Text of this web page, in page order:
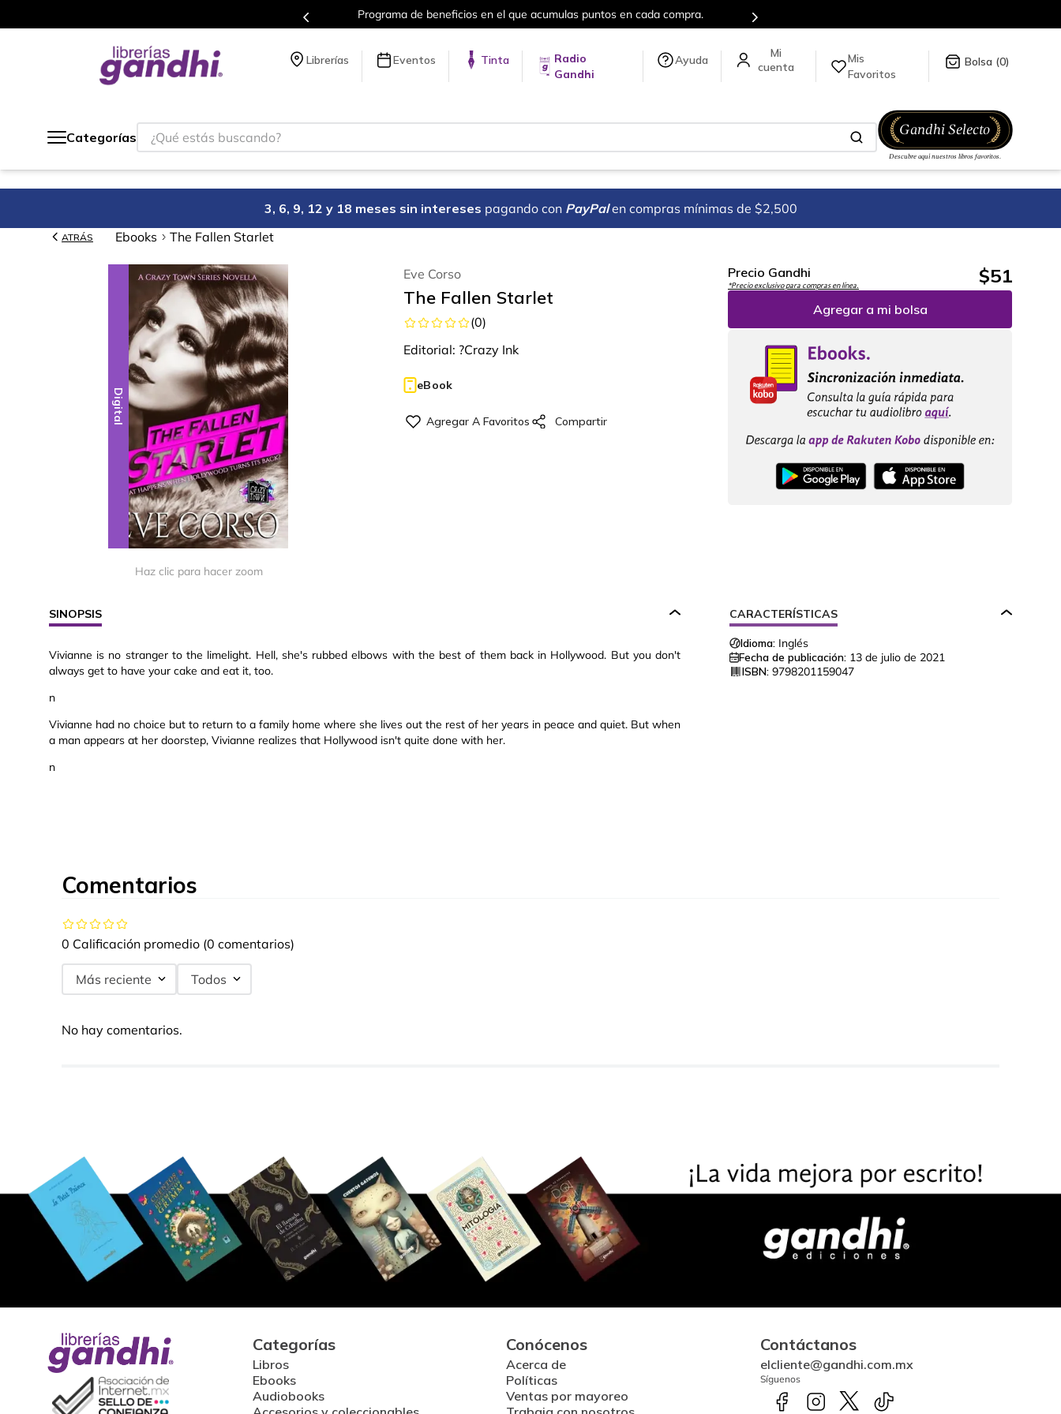
Programa de beneficios en el que acumulas puntos en cada compra. Más de 5 millones de títulos en nuestra tienda en línea.
Librerías Eventos Tinta
Radio
Gandhi
Ayuda
Mis
Favoritos
0
Categorías
¿Qué estás buscando?
3, 6, 9, 12 y 18 meses sin intereses pagando con PayPal en compras mínimas de $2,500
ATRÁS Ebooks The Fallen Starlet
Digital
Haz clic para hacer zoom
Eve Corso
The Fallen Starlet
(0)
Editorial: ?Crazy Ink
eBook
Precio Gandhi
*Precio exclusivo para compras en línea. $51
Agregar a mi bolsa
SINOPSIS
Vivianne is no stranger to the limelight. Hell, she's rubbed elbows with the best of them back in Hollywood. But you don't
always get to have your cake and eat it, too.
n
Vivianne had no choice but to return to a family home where she lives out the rest of her years in peace and quiet. But when
a man appears at her doorstep, Vivianne realizes that Hollywood isn't quite done with her.
n
CARACTERÍSTICAS
Idioma: Inglés
Fecha de publicación: 13 de julio de 2021
ISBN: 9798201159047
Comentarios
0 Calificación promedio (0 comentarios)
Más reciente Todos
No hay comentarios.
Categorías
Libros
Ebooks
Audiobooks
Conócenos
Acerca de
Políticas
Ventas por mayoreo
Contáctanos
elcliente@gandhi.com.mx
Síguenos